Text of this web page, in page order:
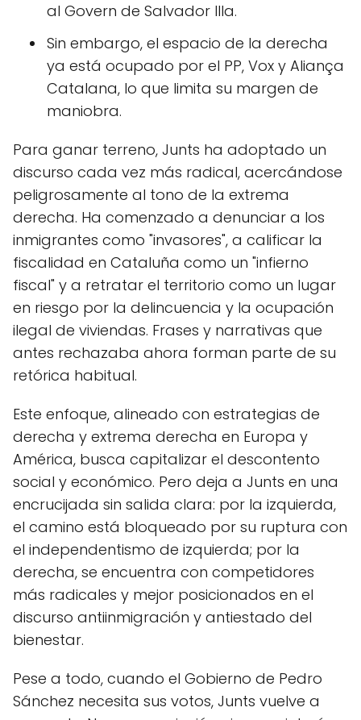
al Govern de Salvador Illa.
Sin embargo, el espacio de la derecha
ya está ocupado por el PP, Vox y Aliança
Catalana, lo que limita su margen de
maniobra.
Para ganar terreno, Junts ha adoptado un
discurso cada vez más radical, acercándose
peligrosamente al tono de la extrema
derecha. Ha comenzado a denunciar a los
inmigrantes como "invasores", a calificar la
fiscalidad en Cataluña como un "infierno
fiscal" y a retratar el territorio como un lugar
en riesgo por la delincuencia y la ocupación
ilegal de viviendas. Frases y narrativas que
antes rechazaba ahora forman parte de su
retórica habitual.
Este enfoque, alineado con estrategias de
derecha y extrema derecha en Europa y
América, busca capitalizar el descontento
social y económico. Pero deja a Junts en una
encrucijada sin salida clara: por la izquierda,
el camino está bloqueado por su ruptura con
el independentismo de izquierda; por la
derecha, se encuentra con competidores
más radicales y mejor posicionados en el
discurso antiinmigración y antiestado del
bienestar.
Pese a todo, cuando el Gobierno de Pedro
Sánchez necesita sus votos, Junts vuelve a